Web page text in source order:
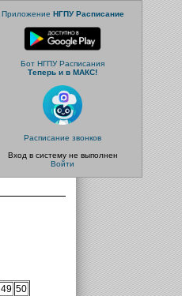
Приложение НГПУ Расписание
Бот НГПУ Расписания
Теперь и в МАКС!
Расписание звонков
Вход в систему не выполнен
Войти
49 50